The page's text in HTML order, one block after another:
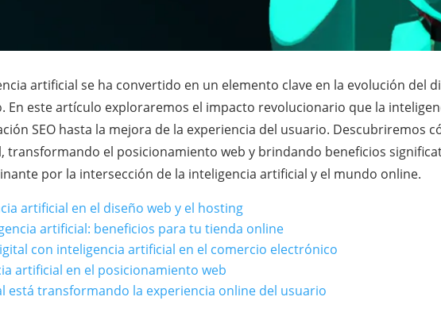
artificial se ha convertido en un elemento clave en la evolución del
En este artículo exploraremos el impacto revolucionario que la
SEO hasta la mejora de la experiencia del usuario. Descubriremos
transformando el posicionamiento web y brindando beneficios
por la intersección de la inteligencia artificial y el mundo online.
artificial en el diseño web y el hosting
artificial: beneficios para tu tienda online
con inteligencia artificial en el comercio electrónico
artificial en el posicionamiento web
está transformando la experiencia online del usuario